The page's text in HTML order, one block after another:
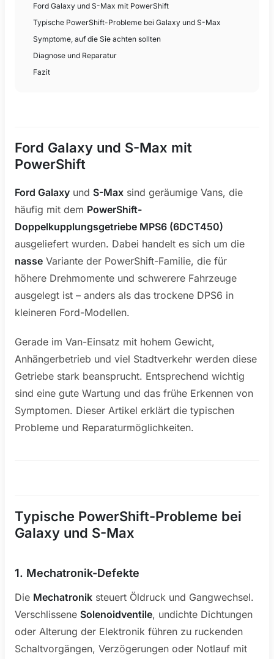
Ford Galaxy und S-Max mit PowerShift
Typische PowerShift-Probleme bei Galaxy und S-Max
Symptome, auf die Sie achten sollten
Diagnose und Reparatur
Fazit
Ford Galaxy und S-Max mit
PowerShift
Ford Galaxy und S-Max sind geräumige Vans, die
häufig mit dem PowerShift-
Doppelkupplungsgetriebe MPS6 (6DCT450)
ausgeliefert wurden. Dabei handelt es sich um die
nasse Variante der PowerShift-Familie, die für
höhere Drehmomente und schwerere Fahrzeuge
ausgelegt ist – anders als das trockene DPS6 in
kleineren Ford-Modellen.
Gerade im Van-Einsatz mit hohem Gewicht,
Anhängerbetrieb und viel Stadtverkehr werden diese
Getriebe stark beansprucht. Entsprechend wichtig
sind eine gute Wartung und das frühe Erkennen von
Symptomen. Dieser Artikel erklärt die typischen
Probleme und Reparaturmöglichkeiten.
Typische PowerShift-Probleme bei
Galaxy und S-Max
1. Mechatronik-Defekte
Die Mechatronik steuert Öldruck und Gangwechsel.
Verschlissene Solenoidventile, undichte Dichtungen
oder Alterung der Elektronik führen zu ruckenden
Schaltvorgängen, Verzögerungen oder Notlauf mit